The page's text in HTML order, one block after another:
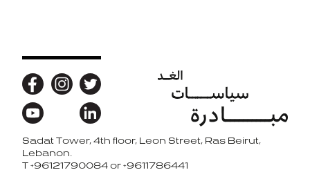
Sadat Tower, 4th floor, Leon Street, Ras Beirut,
Lebanon.
T +96121790084 or +9611786441
Back to top